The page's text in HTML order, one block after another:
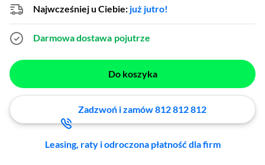
Najwcześniej u Ciebie: już jutro!
Darmowa dostawa pojutrze
Do koszyka
Zadzwoń i zamów 812 812 812
Leasing, raty i odroczona płatność dla firm